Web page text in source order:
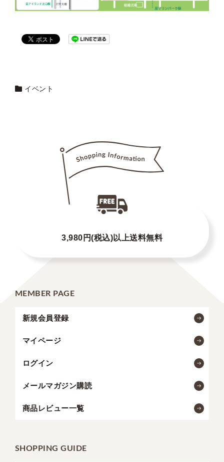
イベント
3,980円(税込)以上送料無料
MEMBER PAGE
新規会員登録
マイページ
ログイン
メールマガジン購読
商品レビュー一覧
SHOPPING GUIDE